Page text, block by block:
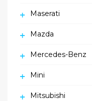
Maserati
Mazda
Mercedes-Benz
Mini
Mitsubishi